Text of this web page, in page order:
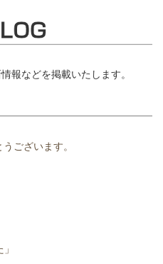
報などを掲載いたします。
ございます。